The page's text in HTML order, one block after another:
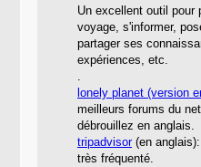
Un excellent outil pour
voyage, s'informer,
partager ses
expériences, etc.
.
lonely planet (version
meilleurs forums du
débrouillez en anglais.
tripadvisor(en
très fréquenté.